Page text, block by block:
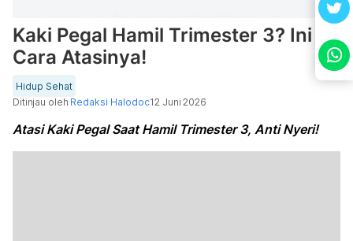
Kaki Pegal Hamil Trimester 3? Ini
Cara Atasinya!
Hidup Sehat
Ditinjau oleh Redaksi Halodoc12 Juni 2026
Atasi Kaki Pegal Saat Hamil Trimester 3, Anti Nyeri!